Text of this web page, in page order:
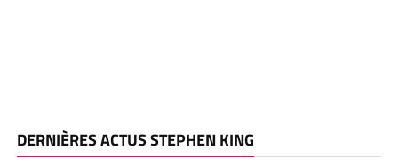
DERNIÈRES ACTUS STEPHEN KING